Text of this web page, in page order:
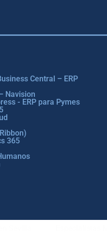
Central – ERP
Navision
- ERP para Pymes
365